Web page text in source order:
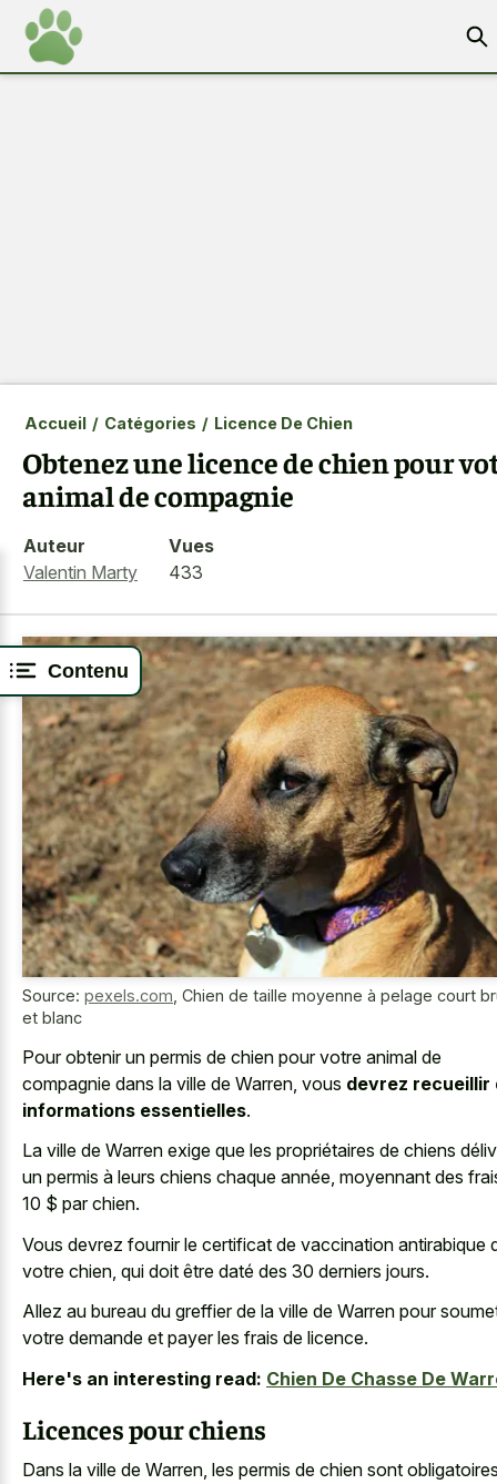
Contenu
Accueil / Catégories / Licence De Chien
Obtenez une licence de chien pour
animal de compagnie
Auteur
Valentin Marty
Vues
433
Source: pexels.com Chien de taille moyenne à pelage court
et blanc
Pour obtenir un permis de chien pour votre animal de
compagnie dans la ville de Warren, vous devrez recueillir
informations essentielles.
La ville de Warren exige que les propriétaires de chiens
un permis à leurs chiens chaque année, moyennant des
10 $ par chien.
Vous devrez fournir le certificat de vaccination antirabique
votre chien, qui doit être daté des 30 derniers jours.
Allez au bureau du greffier de la ville de Warren pour
votre demande et payer les frais de licence.
Here's an interesting read: Chien De Chasse De
Licences pour chiens
Dans la ville de Warren, les permis de chien sont